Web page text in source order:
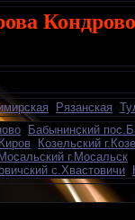
Рязанская
Бабынинский
Козельский
Мосальский г.Мосальск
с.Хвастовичи